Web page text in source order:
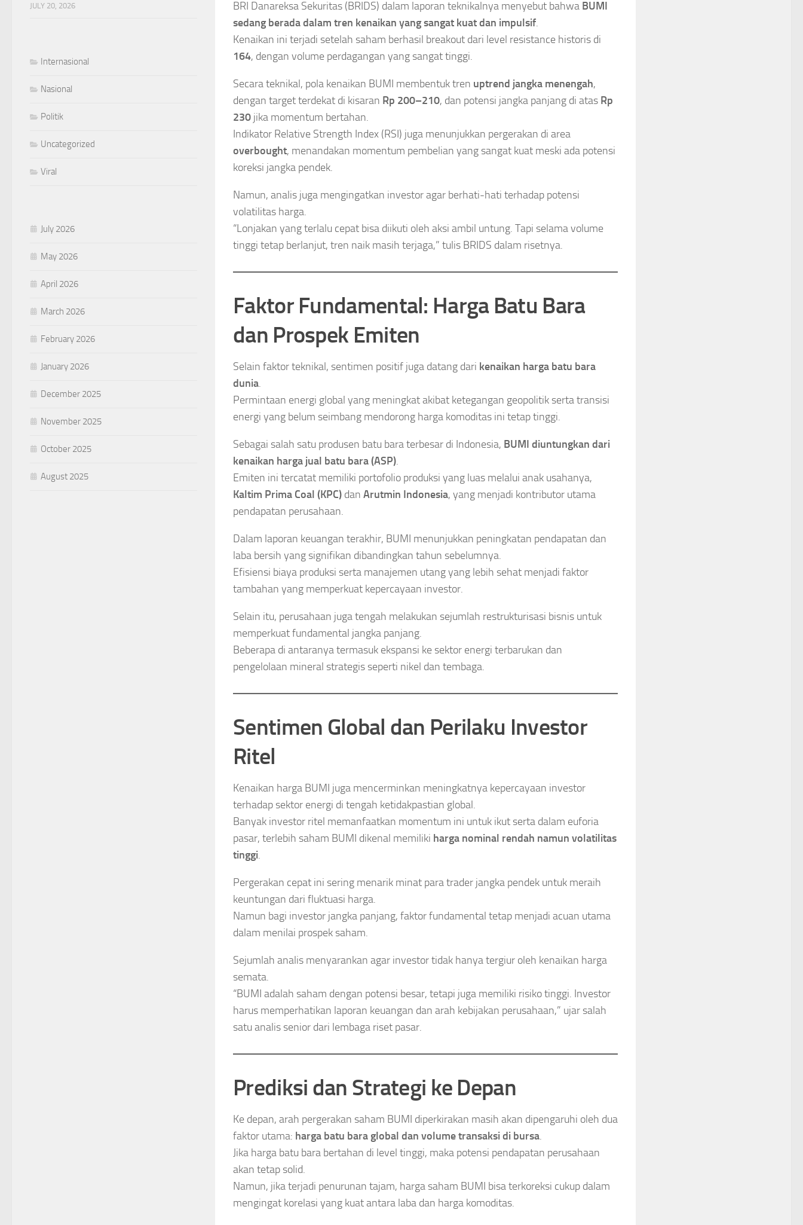
BRI Danareksa Sekuritas (BRIDS) dalam laporan teknikalnya menyebut bahwa BUMI
sedang berada dalam tren kenaikan yang sangat kuat dan impulsif.
Kenaikan ini terjadi setelah saham berhasil breakout dari level resistance historis di
164, dengan volume perdagangan yang sangat tinggi.
Secara teknikal, pola kenaikan BUMI membentuk tren uptrend jangka menengah,
dengan target terdekat di kisaran Rp 200–210, dan potensi jangka panjang di atas Rp
230 jika momentum bertahan.
Indikator Relative Strength Index (RSI) juga menunjukkan pergerakan di area
overbought, menandakan momentum pembelian yang sangat kuat meski ada potensi
koreksi jangka pendek.
Namun, analis juga mengingatkan investor agar berhati-hati terhadap potensi
volatilitas harga.
“Lonjakan yang terlalu cepat bisa diikuti oleh aksi ambil untung. Tapi selama volume
tinggi tetap berlanjut, tren naik masih terjaga,” tulis BRIDS dalam risetnya.
Faktor Fundamental: Harga Batu Bara
dan Prospek Emiten
Selain faktor teknikal, sentimen positif juga datang dari kenaikan harga batu bara
dunia.
Permintaan energi global yang meningkat akibat ketegangan geopolitik serta transisi
energi yang belum seimbang mendorong harga komoditas ini tetap tinggi.
Sebagai salah satu produsen batu bara terbesar di Indonesia, BUMI diuntungkan dari
kenaikan harga jual batu bara (ASP).
Emiten ini tercatat memiliki portofolio produksi yang luas melalui anak usahanya,
Kaltim Prima Coal (KPC) dan Arutmin Indonesia, yang menjadi kontributor utama
pendapatan perusahaan.
Dalam laporan keuangan terakhir, BUMI menunjukkan peningkatan pendapatan dan
laba bersih yang signifikan dibandingkan tahun sebelumnya.
Efisiensi biaya produksi serta manajemen utang yang lebih sehat menjadi faktor
tambahan yang memperkuat kepercayaan investor.
Selain itu, perusahaan juga tengah melakukan sejumlah restrukturisasi bisnis untuk
memperkuat fundamental jangka panjang.
Beberapa di antaranya termasuk ekspansi ke sektor energi terbarukan dan
pengelolaan mineral strategis seperti nikel dan tembaga.
Sentimen Global dan Perilaku Investor
Ritel
Kenaikan harga BUMI juga mencerminkan meningkatnya kepercayaan investor
terhadap sektor energi di tengah ketidakpastian global.
Banyak investor ritel memanfaatkan momentum ini untuk ikut serta dalam euforia
pasar, terlebih saham BUMI dikenal memiliki harga nominal rendah namun volatilitas
tinggi.
Pergerakan cepat ini sering menarik minat para trader jangka pendek untuk meraih
keuntungan dari fluktuasi harga.
Namun bagi investor jangka panjang, faktor fundamental tetap menjadi acuan utama
dalam menilai prospek saham.
Sejumlah analis menyarankan agar investor tidak hanya tergiur oleh kenaikan harga
semata.
“BUMI adalah saham dengan potensi besar, tetapi juga memiliki risiko tinggi. Investor
harus memperhatikan laporan keuangan dan arah kebijakan perusahaan,” ujar salah
satu analis senior dari lembaga riset pasar.
Prediksi dan Strategi ke Depan
Ke depan, arah pergerakan saham BUMI diperkirakan masih akan dipengaruhi oleh dua
faktor utama: harga batu bara global dan volume transaksi di bursa.
Jika harga batu bara bertahan di level tinggi, maka potensi pendapatan perusahaan
akan tetap solid.
Namun, jika terjadi penurunan tajam, harga saham BUMI bisa terkoreksi cukup dalam
mengingat korelasi yang kuat antara laba dan harga komoditas.
JULY 20, 2026
Internasional
Nasional
Politik
Uncategorized
Viral
July 2026
May 2026
April 2026
March 2026
February 2026
January 2026
December 2025
November 2025
October 2025
August 2025